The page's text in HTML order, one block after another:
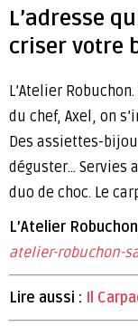
L’adresse
criser votre
L’Atelier
du chef, Axel, on
Des assiettes-
déguster… Servies
duo de choc. Le
L’Atelier Robuchon
atelier-robuchon-
Lire aussi : Il